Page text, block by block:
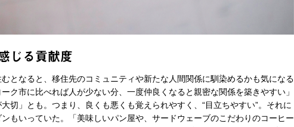
じる貢献度
となると、移住先のコミュニティや新たな人間関係に馴染めるかも気になる
ク市に比べれば人が少ない分、一度仲良くなると親密な関係を築きやすい」
切」とも。つまり、良くも悪くも覚えられやすく、“目立ちやすい”。それに
もいっていた。「美味しいパン屋や、サードウェーブのこだわりのコーヒー